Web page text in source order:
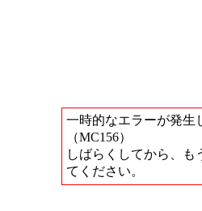
一時的なエラーが発生
（MC156）
しばらくしてから、も
てください。